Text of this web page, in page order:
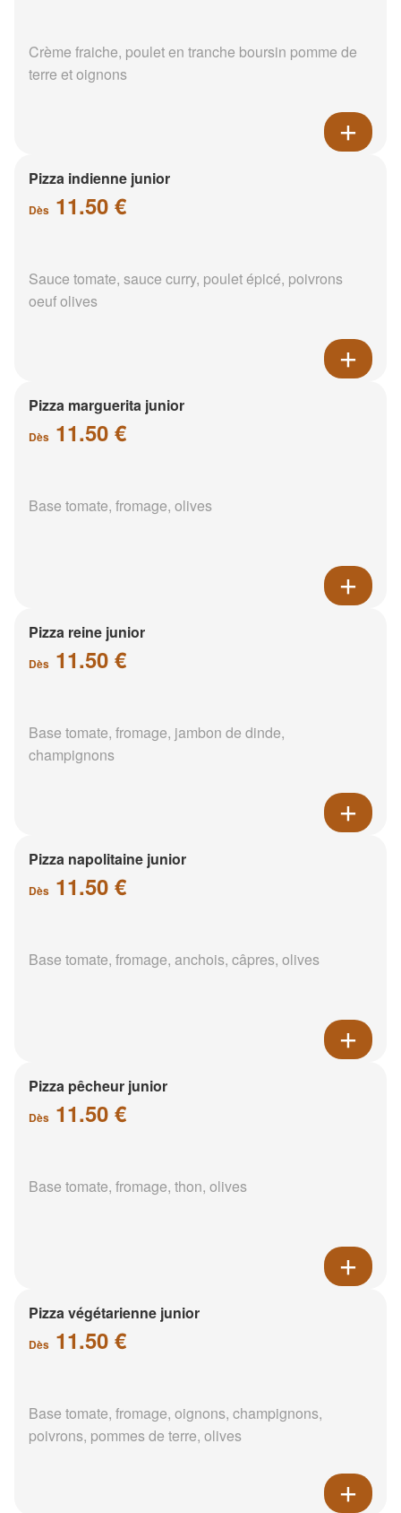
Crème fraiche, poulet en tranche boursin pomme de
terre et oignons
Pizza indienne junior
Dès 11.50 €
Sauce tomate, sauce curry, poulet épicé, poivrons
oeuf olives
Pizza marguerita junior
Dès 11.50 €
Base tomate, fromage, olives
Pizza reine junior
Dès 11.50 €
Base tomate, fromage, jambon de dinde,
champignons
Pizza napolitaine junior
Dès 11.50 €
Base tomate, fromage, anchois, câpres, olives
Pizza pêcheur junior
Dès 11.50 €
Base tomate, fromage, thon, olives
Pizza végétarienne junior
Dès 11.50 €
Base tomate, fromage, oignons, champignons,
poivrons, pommes de terre, olives